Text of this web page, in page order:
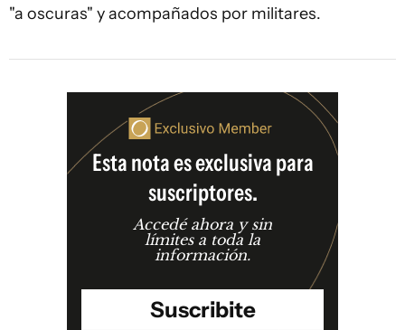
"a oscuras" y acompañados por militares.
Esta nota es exclusiva para
suscriptores.
Accedé ahora y sin
límites a toda la
información.
Suscribite